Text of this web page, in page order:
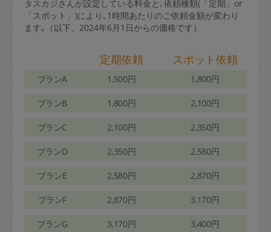
タスカジさんが設定している料金と､依頼種類(「定期」or
「スポット」)により､1時間あたりのご依頼金額が変わり
ます｡（以下、2024年6月1日からの価格です）
定期依頼 スポット依頼
プランA 1,500円 1,800円
プランB 1,800円 2,100円
プランC 2,100円 2,350円
プランD 2,350円 2,580円
プランE 2,580円 2,870円
プランF 2,870円 3,170円
プランG 3,170円 3,400円